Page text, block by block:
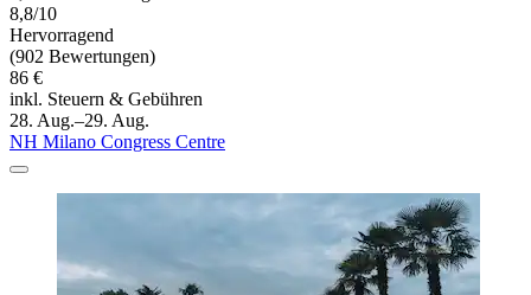
8,8/10
Hervorragend
(902 Bewertungen)
86 €
inkl. Steuern & Gebühren
28. Aug.–29. Aug.
NH Milano Congress Centre